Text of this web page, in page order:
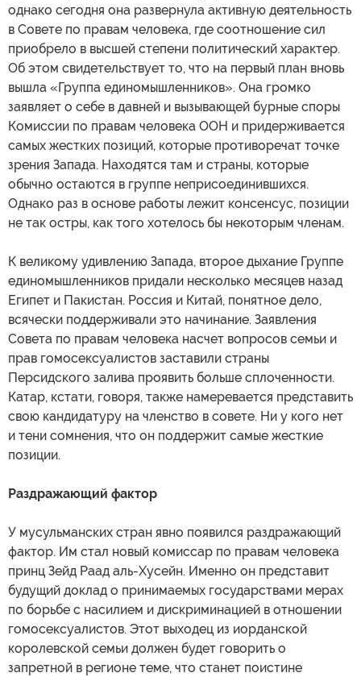
однако сегодня она развернула активную деятельность
в Совете по правам человека, где соотношение сил
приобрело в высшей степени политический характер.
Об этом свидетельствует то, что на первый план вновь
вышла «Группа единомышленников». Она громко
заявляет о себе в давней и вызывающей бурные споры
Комиссии по правам человека ООН и придерживается
самых жестких позиций, которые противоречат точке
зрения Запада. Находятся там и страны, которые
обычно остаются в группе неприсоединившихся.
Однако раз в основе работы лежит консенсус, позиции
не так остры, как того хотелось бы некоторым членам.
К великому удивлению Запада, второе дыхание Группе
единомышленников придали несколько месяцев назад
Египет и Пакистан. Россия и Китай, понятное дело,
всячески поддерживали это начинание. Заявления
Совета по правам человека насчет вопросов семьи и
прав гомосексуалистов заставили страны
Персидского залива проявить больше сплоченности.
Катар, кстати, говоря, также намеревается представить
свою кандидатуру на членство в совете. Ни у кого нет
и тени сомнения, что он поддержит самые жесткие
позиции.
Раздражающий фактор
У мусульманских стран явно появился раздражающий
фактор. Им стал новый комиссар по правам человека
принц Зейд Раад аль-Хусейн. Именно он представит
будущий доклад о принимаемых государствами мерах
по борьбе с насилием и дискриминацией в отношении
гомосексуалистов. Этот выходец из иорданской
королевской семьи должен будет говорить о
запретной в регионе теме, что станет поистине